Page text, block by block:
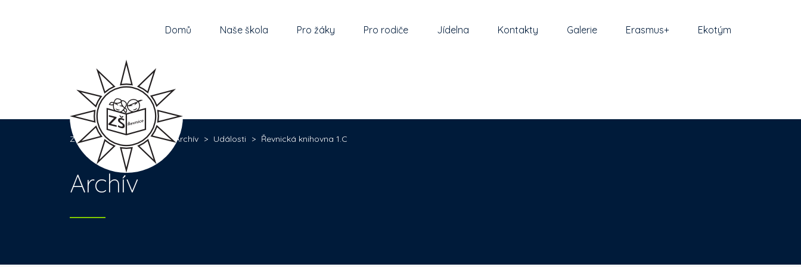
Domů Naše škola Pro žáky Pro rodiče Jídelna Kontakty Galerie Erasmus+ Ekotým
Základní škola Řevnice > Archív > Události > Řevnická knihovna 1.C
Archív